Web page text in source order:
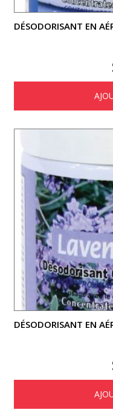
DÉSODORISANT EN
DÉSODORISANT EN